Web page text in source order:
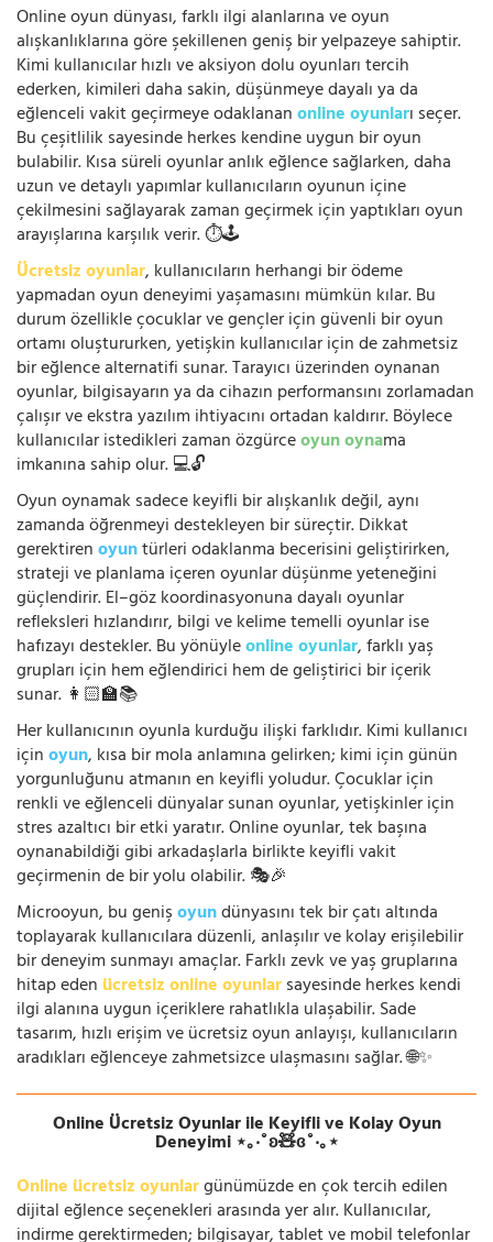
Online oyun dünyası, farklı ilgi alanlarına ve oyun
alışkanlıklarına göre şekillenen geniş bir yelpazeye sahiptir.
Kimi kullanıcılar hızlı ve aksiyon dolu oyunları tercih
ederken, kimileri daha sakin, düşünmeye dayalı ya da
eğlenceli vakit geçirmeye odaklananonline oyunları seçer.
Bu çeşitlilik sayesinde herkes kendine uygun bir oyun
bulabilir. Kısa süreli oyunlar anlık eğlence sağlarken, daha
uzun ve detaylı yapımlar kullanıcıların oyunun içine
çekilmesini sağlayarak zaman geçirmek için yaptıkları oyun
arayışlarına karşılık verir. ⏱️🕹️
Ücretsiz oyunlar, kullanıcıların herhangi bir ödeme
yapmadan oyun deneyimi yaşamasını mümkün kılar. Bu
durum özellikle çocuklar ve gençler için güvenli bir oyun
ortamı oluştururken, yetişkin kullanıcılar için de zahmetsiz
bir eğlence alternatifi sunar. Tarayıcı üzerinden oynanan
oyunlar, bilgisayarın ya da cihazın performansını zorlamadan
çalışır ve ekstra yazılım ihtiyacını ortadan kaldırır. Böylece
kullanıcılar istedikleri zaman özgürceoyun oynama
imkanına sahip olur. 💻🔓
Oyun oynamak sadece keyifli bir alışkanlık değil, aynı
zamanda öğrenmeyi destekleyen bir süreçtir. Dikkat
gerektirenoyuntürleri odaklanma becerisini geliştirirken,
strateji ve planlama içeren oyunlar düşünme yeteneğini
güçlendirir. El–göz koordinasyonuna dayalı oyunlar
refleksleri hızlandırır, bilgi ve kelime temelli oyunlar ise
hafızayı destekler. Bu yönüyleonline oyunlar, farklı yaş
grupları için hem eğlendirici hem de geliştirici bir içerik
sunar. 👩🏻‍🏫📚
Her kullanıcının oyunla kurduğu ilişki farklıdır. Kimi kullanıcı
içinoyun, kısa bir mola anlamına gelirken; kimi için günün
yorgunluğunu atmanın en keyifli yoludur. Çocuklar için
renkli ve eğlenceli dünyalar sunan oyunlar, yetişkinler için
stres azaltıcı bir etki yaratır. Online oyunlar, tek başına
oynanabildiği gibi arkadaşlarla birlikte keyifli vakit
geçirmenin de bir yolu olabilir. 🎭🎉
Microoyun, bu genişoyundünyasını tek bir çatı altında
toplayarak kullanıcılara düzenli, anlaşılır ve kolay erişilebilir
bir deneyim sunmayı amaçlar. Farklı zevk ve yaş gruplarına
hitap eden ücretsiz online oyunlarsayesinde herkes kendi
ilgi alanına uygun içeriklere rahatlıkla ulaşabilir. Sade
tasarım, hızlı erişim ve ücretsiz oyun anlayışı, kullanıcıların
aradıkları eğlenceye zahmetsizce ulaşmasını sağlar. 🌐✨
Online Ücretsiz Oyunlar ile Keyifli ve Kolay Oyun
Deneyimi ⋆｡‧˚ʚ🧸ɞ˚‧｡⋆
Online ücretsiz oyunlargünümüzde en çok tercih edilen
dijital eğlence seçenekleri arasında yer alır. Kullanıcılar,